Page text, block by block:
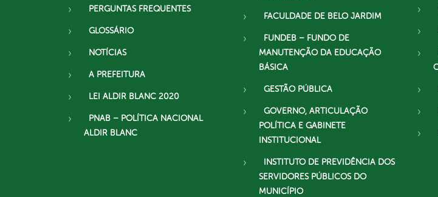
PERGUNTAS FREQUENTES
GLOSSÁRIO
NOTÍCIAS
A PREFEITURA
LEI ALDIR BLANC 2020
PNAB – POLÍTICA NACIONAL
ALDIR BLANC
FACULDADE DE BELO JARDIM
FUNDEB – FUNDO DE
MANUTENÇÃO DA EDUCAÇÃO
BÁSICA
GESTÃO PÚBLICA
GOVERNO, ARTICULAÇÃO
POLÍTICA E GABINETE
INSTITUCIONAL
INSTITUTO DE PREVIDÊNCIA DOS
SERVIDORES PÚBLICOS DO
MUNICÍPIO